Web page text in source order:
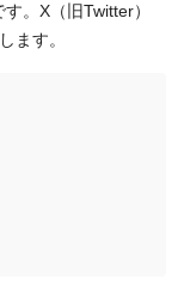
。X（旧Twitter）
ます。